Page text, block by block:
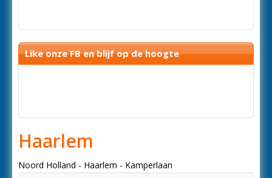
Like onze FB en blijf op de hoogte
Haarlem
Noord Holland - Haarlem - Kamperlaan